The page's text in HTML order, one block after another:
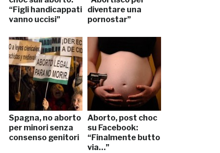
“Figli handicappati
vanno uccisi”
diventare una
pornostar”
Spagna, no aborto
per minori senza
consenso genitori
Aborto, post choc
su Facebook:
“Finalmente butto
via…”